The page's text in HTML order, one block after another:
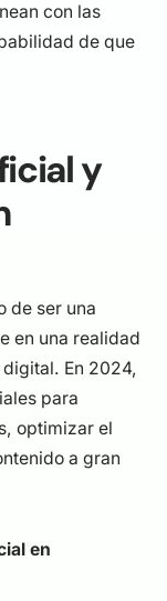
con las
de que
y
de ser una
en una realidad
En 2024,
para
optimizar el
a gran
en